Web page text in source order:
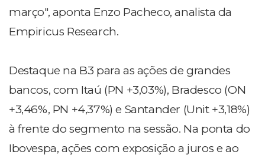
março", aponta Enzo Pacheco, analista da
Empiricus Research.
Destaque na B3 para as ações de grandes
bancos, com Itaú (PN +3,03%), Bradesco (ON
+3,46%, PN +4,37%) e Santander (Unit +3,18%)
à frente do segmento na sessão. Na ponta do
Ibovespa, ações com exposição a juros e ao